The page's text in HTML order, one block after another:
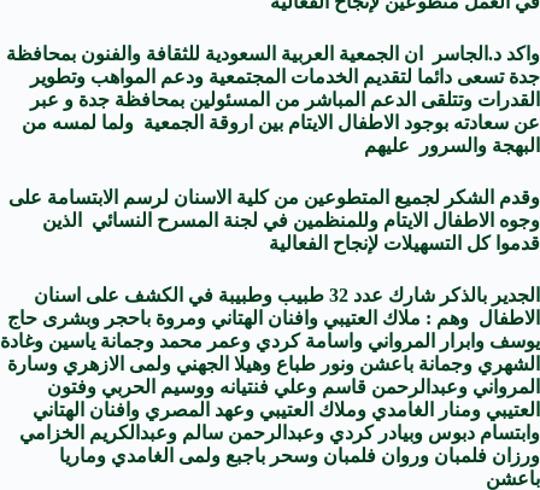
واكد د.الجاسر ان الجمعية العربية السعودية للثقافة والفنون بمحافظة
جدة تسعى دائما لتقديم الخدمات المجتمعية ودعم المواهب وتطوير
القدرات وتتلقى الدعم المباشر من المسئولين بمحافظة جدة و عبر
عن سعادته بوجود الاطفال الايتام بين اروقة الجمعية ولما لمسه من
البهجة والسرور عليهم
وقدم الشكر لجميع المتطوعين من كلية الاسنان لرسم الابتسامة على
وجوه الاطفال الايتام وللمنظمين في لجنة المسرح النسائي الذين
قدموا كل التسهيلات لإنجاح الفعالية
الجدير بالذكر شارك عدد 32 طبيب وطبيبة في الكشف على اسنان
الاطفال وهم : ملاك العتيبي وافنان الهتاني ومروة باحجر وبشرى حاج
يوسف وابرار المرواني واسامة كردي وعمر محمد وجمانة ياسين وغادة
الشهري وجمانة باعشن ونور طباع وهيلا الجهني ولمى الازهري وسارة
المرواني وعبدالرحمن قاسم وعلي فنتيانه ووسيم الحربي وفتون
العتيبي ومنار الغامدي وملاك العتيبي وعهد المصري وافنان الهتاني
وابتسام دبوس وبيادر كردي وعبدالرحمن سالم وعبدالكريم الخزامي
ورزان فلمبان وروان فلمبان وسحر باجبع ولمى الغامدي وماريا
باعشن